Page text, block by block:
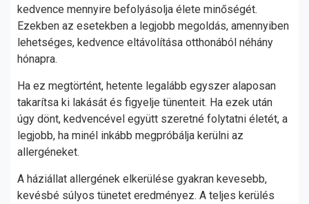
kedvence mennyire befolyásolja élete minőségét.
Ezekben az esetekben a legjobb megoldás, amennyiben
lehetséges, kedvence eltávolítása otthonából néhány
hónapra.
Ha ez megtörtént, hetente legalább egyszer alaposan
takarítsa ki lakását és figyelje tünenteit. Ha ezek után
úgy dönt, kedvencével együtt szeretné folytatni életét, a
legjobb, ha minél inkább megpróbálja kerülni az
allergéneket.
A háziállat allergének elkerülése gyakran kevesebb,
kevésbé súlyos tünetet eredményez. A teljes kerülés